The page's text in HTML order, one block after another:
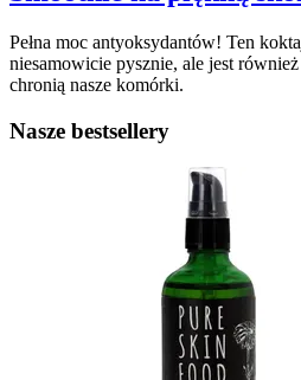
Pełna moc antyoksydantów! Ten
niesamowicie pysznie, ale jest
chronią nasze komórki.
Nasze bestsellery